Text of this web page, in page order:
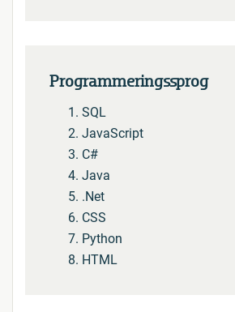
Programmeringssprog
SQL
JavaScript
C#
Java
.Net
CSS
Python
HTML